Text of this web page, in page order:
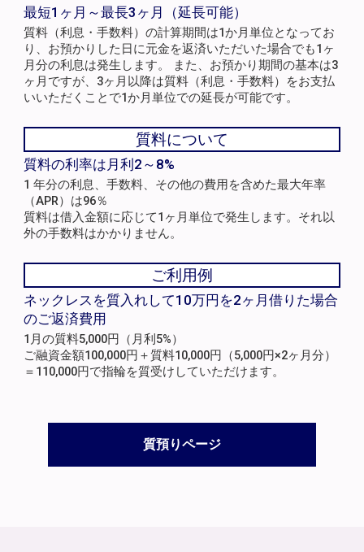
最短1ヶ月～最長3ヶ月（延長可能）
質料（利息・手数料）の計算期間は1か月単位となってお
り、お預かりした日に元金を返済いただいた場合でも1ヶ
月分の利息は発生します。 また、お預かり期間の基本は3
ヶ月ですが、3ヶ月以降は質料（利息・手数料）をお支払
いいただくことで1か月単位での延長が可能です。
質料について
質料の利率は月利2～8%
1 年分の利息、手数料、その他の費用を含めた最大年率
（APR）は96％
質料は借入金額に応じて1ヶ月単位で発生します。それ以
外の手数料はかかりません。
ご利用例
ネックレスを質入れして10万円を2ヶ月借りた場合
のご返済費用
1月の質料5,000円（月利5%）
ご融資金額100,000円＋質料10,000円（5,000円×2ヶ月分）
＝110,000円で指輪を質受けしていただけます。
質預りページ